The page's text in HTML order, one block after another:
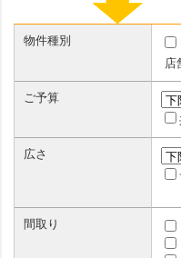
物件種別
店
ご予算
広さ
間取り